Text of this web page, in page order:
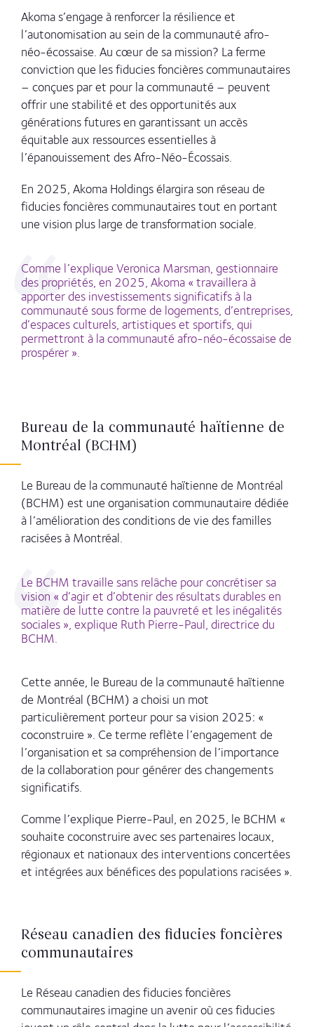
Akoma s’engage à renforcer la résilience et
l’autonomisation au sein de la communauté afro-
néo-écossaise. Au cœur de sa mission? La ferme
conviction que les fiducies foncières communautaires
– conçues par et pour la communauté – peuvent
offrir une stabilité et des opportunités aux
générations futures en garantissant un accès
équitable aux ressources essentielles à
l’épanouissement des Afro-Néo-Écossais.
En 2025, Akoma Holdings élargira son réseau de
fiducies foncières communautaires tout en portant
une vision plus large de transformation sociale.
Comme l’explique Veronica Marsman, gestionnaire
des propriétés, en 2025, Akoma « travaillera à
apporter des investissements significatifs à la
communauté sous forme de logements, d’entreprises,
d’espaces culturels, artistiques et sportifs, qui
permettront à la communauté afro-néo-écossaise de
prospérer ».
Bureau de la communauté haïtienne de
Montréal (BCHM)
Le Bureau de la communauté haïtienne de Montréal
(BCHM) est une organisation communautaire dédiée
à l’amélioration des conditions de vie des familles
racisées à Montréal.
Le BCHM travaille sans relâche pour concrétiser sa
vision « d’agir et d’obtenir des résultats durables en
matière de lutte contre la pauvreté et les inégalités
sociales », explique Ruth Pierre-Paul, directrice du
BCHM.
Cette année, le Bureau de la communauté haïtienne
de Montréal (BCHM) a choisi un mot
particulièrement porteur pour sa vision 2025: «
coconstruire ». Ce terme reflète l’engagement de
l’organisation et sa compréhension de l’importance
de la collaboration pour générer des changements
significatifs.
Comme l’explique Pierre-Paul, en 2025, le BCHM «
souhaite coconstruire avec ses partenaires locaux,
régionaux et nationaux des interventions concertées
et intégrées aux bénéfices des populations racisées ».
Réseau canadien des fiducies foncières
communautaires
Le Réseau canadien des fiducies foncières
communautaires imagine un avenir où ces fiducies